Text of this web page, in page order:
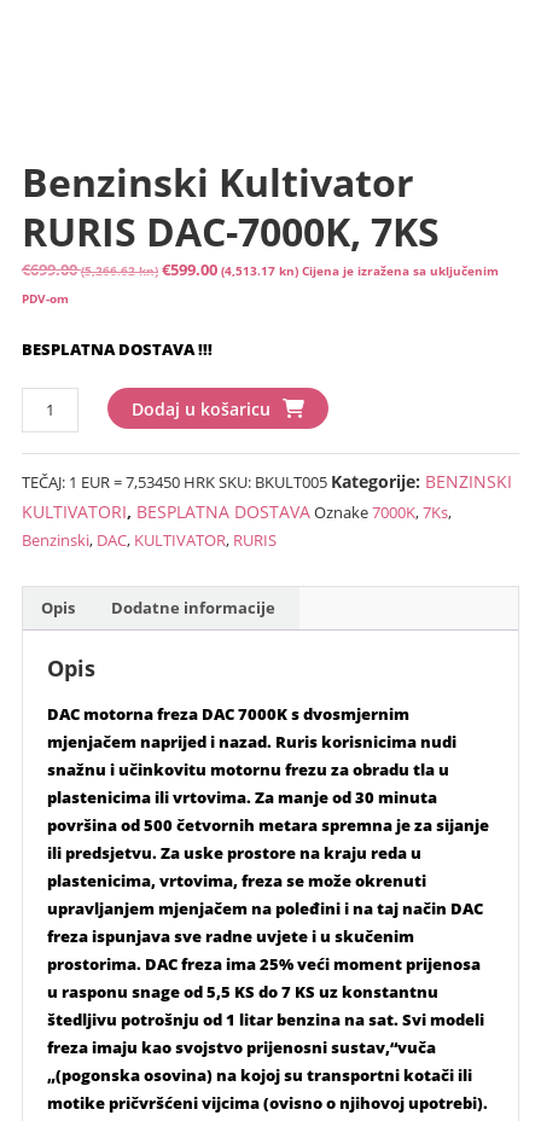
Benzinski Kultivator
RURIS DAC-7000K, 7KS
€699.00 (5,266.62 kn) Izvorna
je:
(5,266.62
kn).
€599.00 (4,513.17 kn)Trenutna
kn).
Cijena je izražena sa uključenim
PDV-om
BESPLATNA DOSTAVA !!!
Benzinski
kultivator
RURIS
DAC-
7000K,
7KS
Dodaj u košaricu
TEČAJ: 1 EUR = 7,53450 HRKSKU: BKULT005 Kategorije: BENZINSKI
KULTIVATORI, BESPLATNA DOSTAVAOznake7000K,7Ks,
Benzinski, DAC, KULTIVATOR, RURIS
Opis Dodatne informacije
Opis
DAC motorna freza DAC 7000K s dvosmjernim
mjenjačem naprijed i nazad. Ruris korisnicima nudi
snažnu i učinkovitu motornu frezu za obradu tla u
plastenicima ili vrtovima. Za manje od 30 minuta
površina od 500 četvornih metara spremna je za sijanje
ili predsjetvu. Za uske prostore na kraju reda u
plastenicima, vrtovima, freza se može okrenuti
upravljanjem mjenjačem na poleđini i na taj način DAC
freza ispunjava sve radne uvjete i u skučenim
prostorima. DAC freza ima 25% veći moment prijenosa
u rasponu snage od 5,5 KS do 7 KS uz konstantnu
štedljivu potrošnju od 1 litar benzina na sat. Svi modeli
freza imaju kao svojstvo prijenosni sustav,“vuča
„(pogonska osovina) na kojoj su transportni kotači ili
motike pričvršćeni vijcima (ovisno o njihovoj upotrebi).